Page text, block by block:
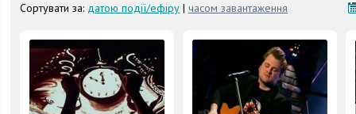
Сортувати за: датою події/ефіру | часом завантаження